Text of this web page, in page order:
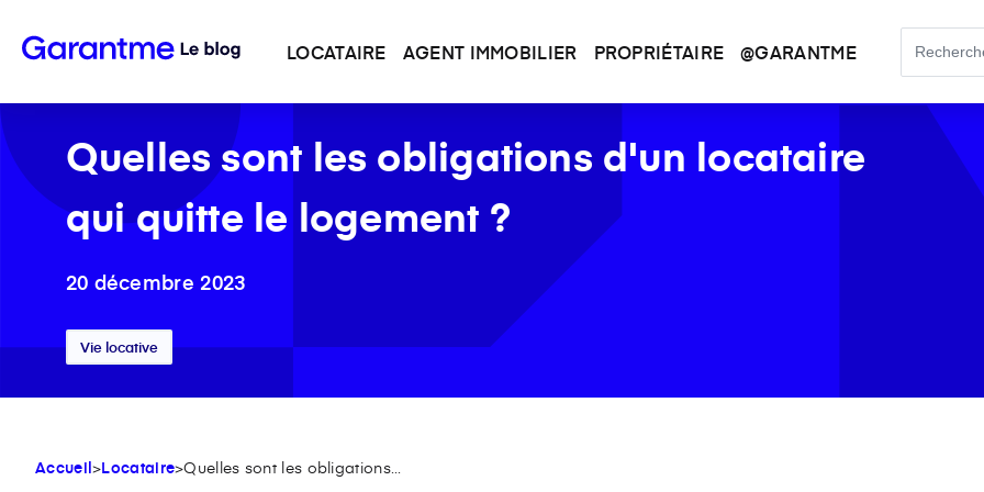
LOCATAIRE AGENT IMMOBILIER PROPRIÉTAIRE @GARANTME
Quelles sont les obligations d'un locataire
qui quitte le logement ?
20 décembre 2023
Vie locative
Accueil>Locataire>Quelles sont les obligations...